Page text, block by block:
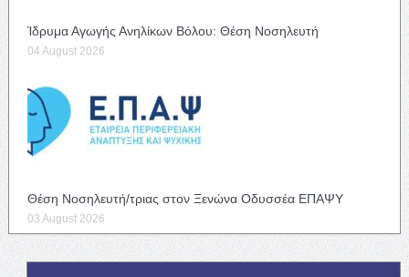
Ίδρυμα Αγωγής Ανηλίκων Βόλου: Θέση Νοσηλευτή
04 August 2026
Θέση Νοσηλευτή/τριας στον Ξενώνα Οδυσσέα ΕΠΑΨΥ
03 August 2026